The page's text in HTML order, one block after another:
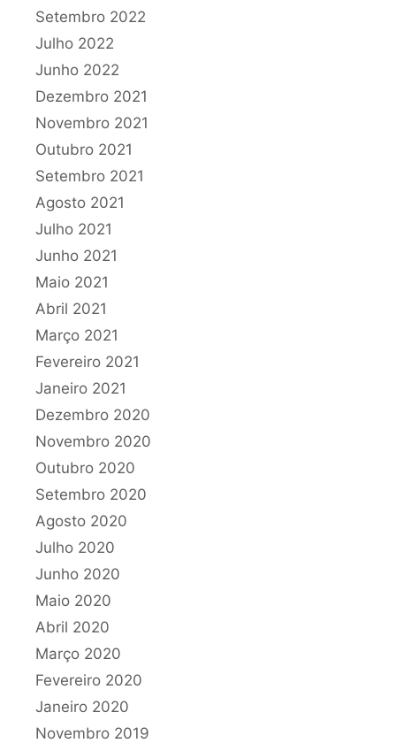
Setembro 2022
Julho 2022
Junho 2022
Dezembro 2021
Novembro 2021
Outubro 2021
Setembro 2021
Agosto 2021
Julho 2021
Junho 2021
Maio 2021
Abril 2021
Março 2021
Fevereiro 2021
Janeiro 2021
Dezembro 2020
Novembro 2020
Outubro 2020
Setembro 2020
Agosto 2020
Julho 2020
Junho 2020
Maio 2020
Abril 2020
Março 2020
Fevereiro 2020
Janeiro 2020
Novembro 2019